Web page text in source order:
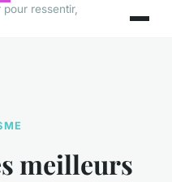
ressentir,
meilleurs